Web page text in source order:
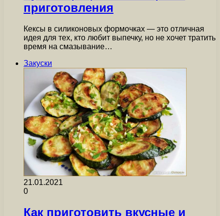
приготовления
Кексы в силиконовых формочках — это отличная
идея для тех, кто любит выпечку, но не хочет тратить
время на смазывание…
Закуски
21.01.2021
0
Как приготовить вкусные и